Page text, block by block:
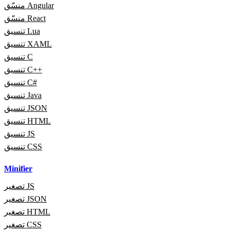
منسّق Angular
منسّق React
تنسيق Lua
تنسيق XAML
تنسيق C
تنسيق C++
تنسيق C#
تنسيق Java
تنسيق JSON
تنسيق HTML
تنسيق JS
تنسيق CSS
Minifier
تصغير JS
تصغير JSON
تصغير HTML
تصغير CSS